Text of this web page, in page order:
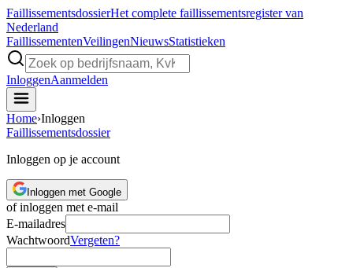
FaillissementsdossierHet complete faillissementsregister van
Nederland
FaillissementenVeilingenNieuwsStatistieken
InloggenAanmelden
Home›Inloggen
Faillissementsdossier
Inloggen op je account
Inloggen met Google
of inloggen met e-mail
E-mailadres
WachtwoordVergeten?